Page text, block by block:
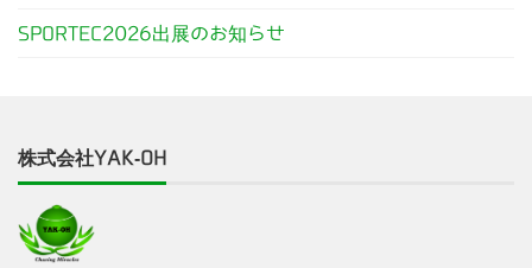
SPORTEC2026出展のお知らせ
株式会社YAK-OH